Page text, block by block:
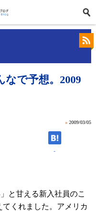
なで予想。2009
» 2009/03/05
-
と甘える新入社員のこ
くれました。アメリカ